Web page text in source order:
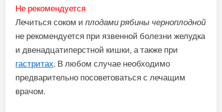
Не рекомендуется
Лечиться соком иплодами рябины черноплодной
не рекомендуется при язвенной болезни желудка
и двенадцатиперстной кишки, а также при
гастритах. В любом случае необходимо
предварительно посоветоваться с лечащим
врачом.